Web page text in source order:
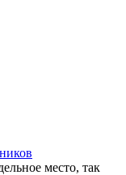
место, так